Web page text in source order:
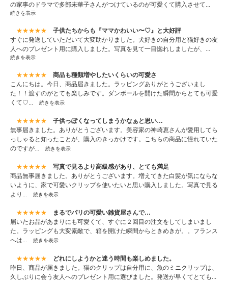
の家事のドラマで多部未華子さんがつけているのが可愛くて購入させて...
続きを表示
★★★★★
子供たちからも『ママかわいい〜♡』と大好評
すぐに発送していただいて大変助かりました。犬好きの自分用と猫好きの友
人へのプレゼント用に購入しました。写真を見て一目惚れしましたが、...
続きを表示
★★★★★
商品も種類増やしたいくらいの可愛さ
こんにちは。今日、商品届きました。ラッピングありがとうございまし
た！！渡すのがとても楽しみです。ダンボールを開けた瞬間からとても可愛
くて♡...
続きを表示
★★★★★
子供っぽくなってしまうかなぁと思い…
無事届きました。ありがとうございます。美容家の神崎恵さんが愛用してら
っしゃると知ったことが、購入のきっかけです。こちらの商品に憧れていた
のですが...
続きを表示
★★★★★
写真で見るより高級感があり、とても満足
商品無事届きました。ありがとうございます。増えてきた白髪が気にならな
いように、家で可愛いクリップを使いたいと思い購入しました。写真で見る
より...
続きを表示
★★★★★
まるでパリの可愛い雑貨屋さんで…
届いたお品があまりにも可愛くて、すぐに２回目の注文をしてしまいまし
た。ラッピングも大変素敵で、箱を開けた瞬間からときめきが。。フランス
へは...
続きを表示
★★★★★
どれにしようかと迷う時間も楽しめました。
昨日、商品が届きました。猫のクリップは自分用に、魚のミニクリップは、
久しぶりに会う友人へのプレゼント用に選びました。発送が早くてとても...